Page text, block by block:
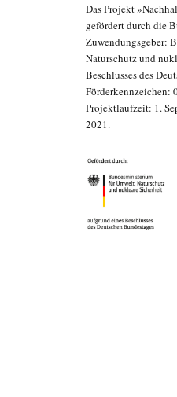
Das Projekt
gefördert durch die
Zuwendungsgeber:
Naturschutz und
Beschlusses des
Förderkennzeichen:
Projektlaufzeit: 1.
2021.